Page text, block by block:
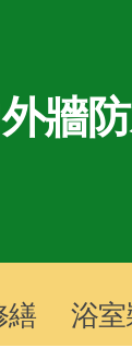
牆
繕 浴